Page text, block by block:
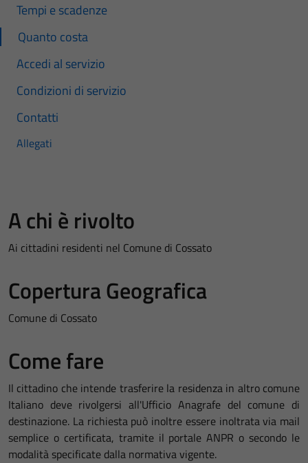
Tempi e scadenze
Quanto costa
Accedi al servizio
Condizioni di servizio
Contatti
Allegati
A chi è rivolto
Ai cittadini residenti nel Comune di Cossato
Copertura Geografica
Comune di Cossato
Come fare
Il cittadino che intende trasferire la residenza in altro comune
Italiano deve rivolgersi all'Ufficio Anagrafe del comune di
destinazione. La richiesta può inoltre essere inoltrata via mail
semplice o certificata, tramite il portale ANPR o secondo le
modalità specificate dalla normativa vigente.